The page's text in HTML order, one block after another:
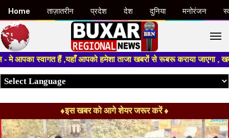
हैं ,यहाँ आपको हमेशा ताजा खबरों से रूबरू कराया जाएगा , खबर ओर
♦इस खबर को आगे शेयर जरूर करें ♦
Home ताज़ातरीन प्रदेश देश दुनिया मनोरंजन